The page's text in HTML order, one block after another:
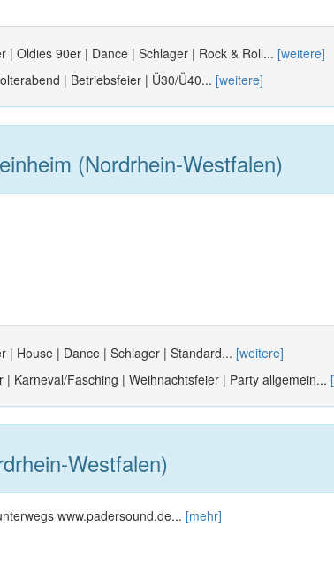
| Oldies 90er | Dance | Schlager | Rock & Roll... [weitere]
| Betriebsfeier | Ü30/Ü40... [weitere]
(Nordrhein-Westfalen)
| House | Dance | Schlager | Standard... [weitere]
| Karneval/Fasching | Weihnachtsfeier | Party allgemein...
Westfalen)
www.padersound.de... [mehr]